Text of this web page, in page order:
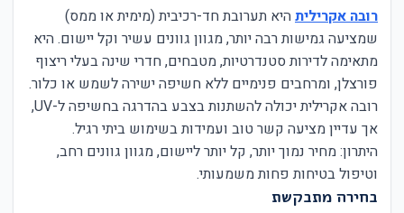
רובה אקרילית היא תערובת חד-רכיבית (מימית או ממס)
שמציעה גמישות רבה יותר, מגוון גוונים עשיר וקל יישום. היא
מתאימה לדירות סטנדרטיות, מטבחים, חדרי שינה בעלי ריצוף
פורצלן, ומרחבים פנימיים ללא חשיפה ישירה לשמש או כלור.
רובה אקרילית יכולה להשתנות בצבע בהדרגה בחשיפה ל-UV,
אך עדיין מציעה קשר טוב ועמידות בשימוש ביתי רגיל.
היתרון: מחיר נמוך יותר, קל יותר ליישום, מגוון גוונים רחב,
וטיפול בטיחות פחות משמעותי.
בחירה מתבקשת